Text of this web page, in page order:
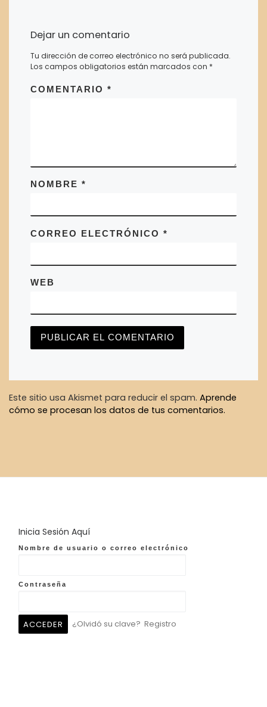
Dejar un comentario
Tu dirección de correo electrónico no será publicada.
Los campos obligatorios están marcados con *
COMENTARIO*
NOMBRE*
CORREO ELECTRÓNICO*
WEB
Este sitio usa Akismet para reducir el spam. Aprende
cómo se procesan los datos de tus comentarios.
Inicia Sesión Aquí
Nombre de usuario o correo electrónico
Contraseña
¿Olvidó su clave? Registro